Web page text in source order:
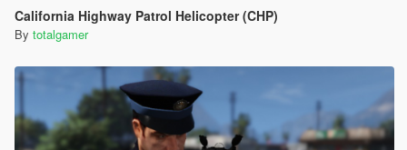
California Highway Patrol Helicopter (CHP)
By totalgamer